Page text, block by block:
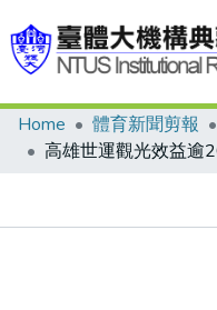
Communities & Collections
Home 體育新聞剪報